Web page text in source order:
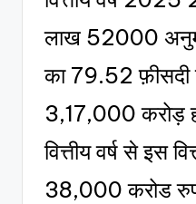
लाख 52000
का 79.52 फ़ीसदी
3,17,000 करोड़
वित्तीय वर्ष से इस
38,000 करोड